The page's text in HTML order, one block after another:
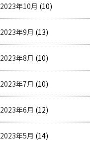
2023年10月 (10)
2023年9月 (13)
2023年8月 (10)
2023年7月 (10)
2023年6月 (12)
2023年5月 (14)